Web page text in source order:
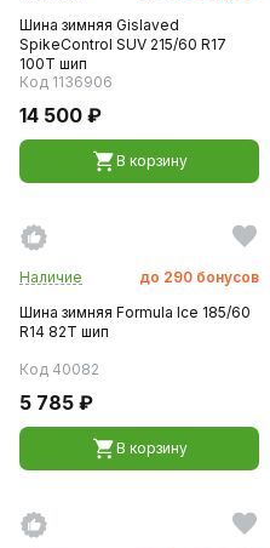
Шина зимняя Gislaved
SpikeControl SUV 215/60 R17
100T шип
Код 1136906
14 500 ₽
В корзину
Наличие до 290 бонусов
Шина зимняя Formula Ice 185/60
R14 82T шип
Код 40082
5 785 ₽
В корзину